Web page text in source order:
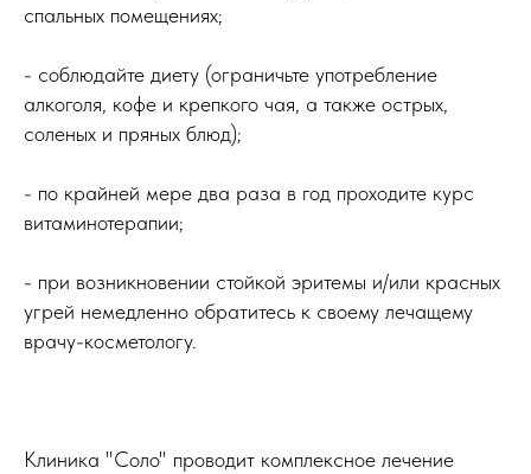
спальных помещениях;
- соблюдайте диету (ограничьте употребление
алкоголя, кофе и крепкого чая, а также острых,
соленых и пряных блюд);
- по крайней мере два раза в год проходите курс
витаминотерапии;
- при возникновении стойкой эритемы и/или красных
угрей немедленно обратитесь к своему лечащему
врачу-косметологу.
Клиника "Соло" проводит комплексное лечение